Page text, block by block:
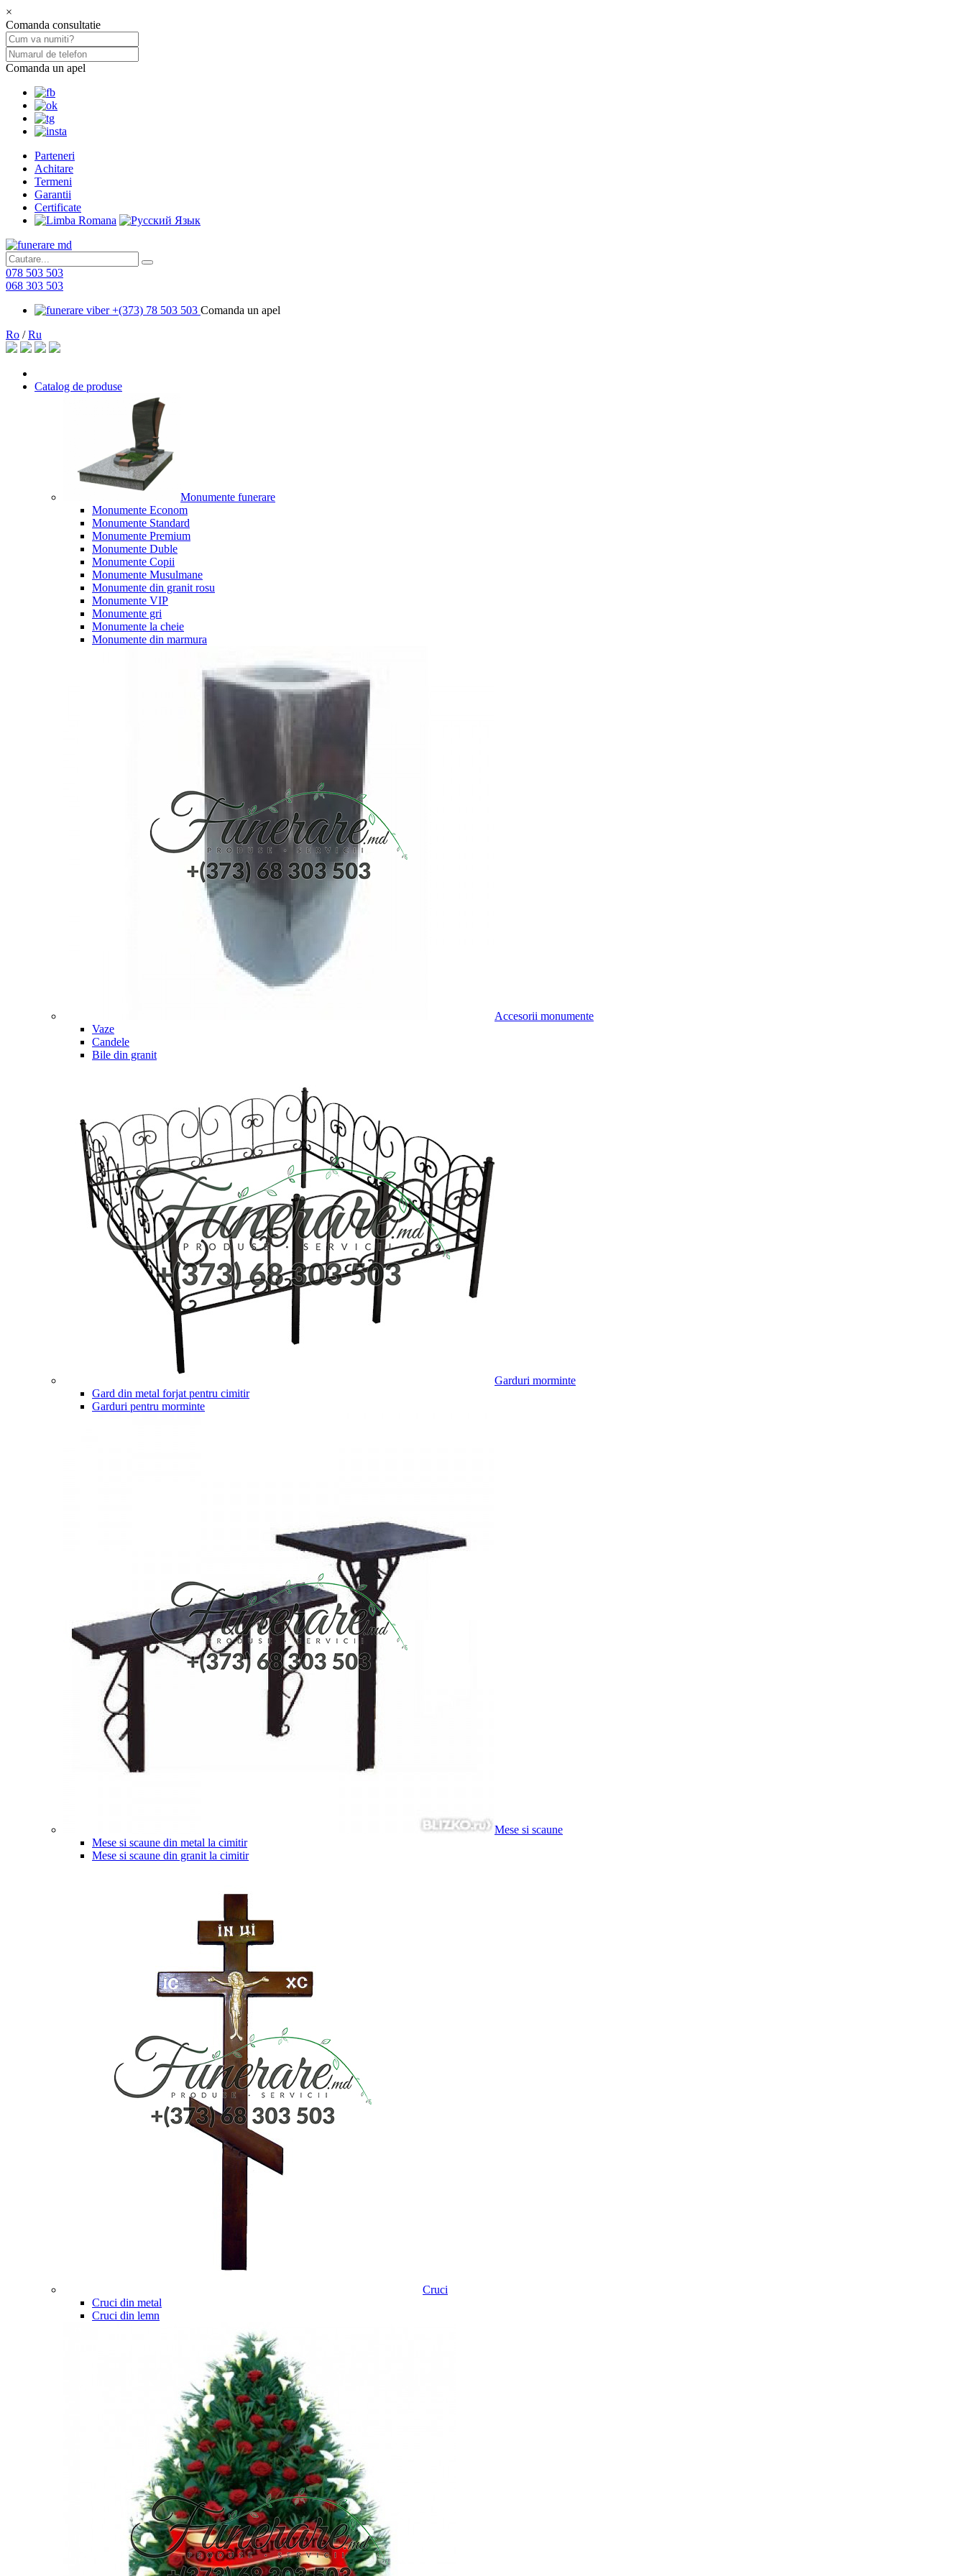
×
Comanda consultatie
Comanda un apel
Parteneri
Achitare
Termeni
Garantii
Certificate
078 503 503
068 303 503
+(373) 78 503 503 Comanda un apel
Ro /Ru
Catalog de produse
Monumente funerare
Monumente Econom
Monumente Standard
Monumente Premium
Monumente Duble
Monumente Copii
Monumente Musulmane
Monumente din granit rosu
Monumente VIP
Monumente gri
Monumente la cheie
Monumente din marmura
Accesorii monumente
Vaze
Candele
Bile din granit
Garduri morminte
Gard din metal forjat pentru cimitir
Garduri pentru morminte
Mese si scaune
Mese si scaune din metal la cimitir
Mese si scaune din granit la cimitir
Cruci
Cruci din metal
Cruci din lemn